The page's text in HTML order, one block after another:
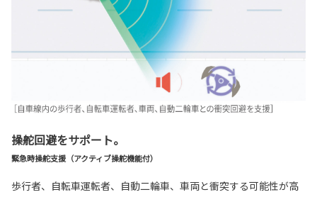
操舵回避をサポート。
緊急時操舵支援（アクティブ操舵機能付）
歩行者、自転車運転者、自動二輪車、車両と衝突する可能性が高